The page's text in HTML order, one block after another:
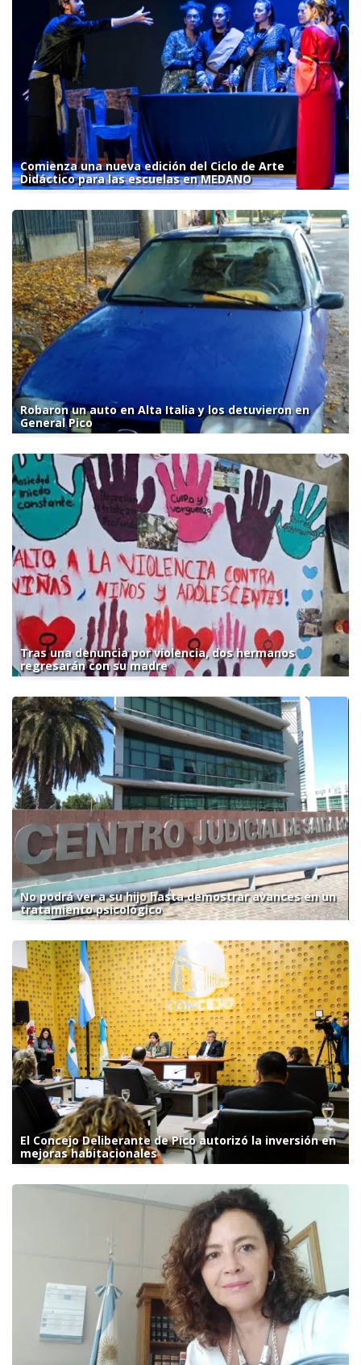
Comienza una nueva edición del Ciclo de Arte
Didáctico para las escuelas en MEDANO
Robaron un auto en Alta Italia y los detuvieron en
General Pico
Tras una denuncia por violencia, dos hermanos
regresarán con su madre
No podrá ver a su hijo hasta demostrar avances en un
tratamiento psicológico
El Concejo Deliberante de Pico autorizó la inversión en
mejoras habitacionales